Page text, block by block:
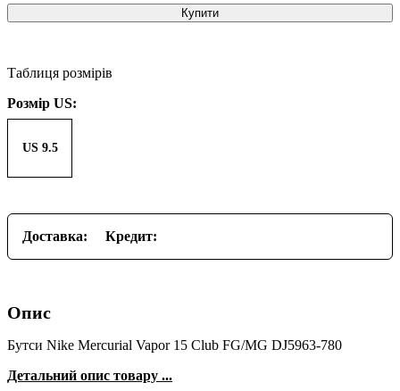
Купити
Таблиця розмірів
Розмір US:
US 9.5
Доставка: Кредит:
Опис
Бутси Nike Mercurial Vapor 15 Club FG/MG DJ5963-780
Детальний опис товару ...